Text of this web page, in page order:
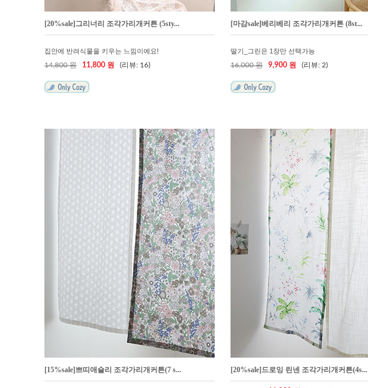
[20%sale]그리너리 조각가리개커튼 (5sty...
집안에 반려식물을 키우는 느낌이에요!
14,800 원
11,800 원 (리뷰: 16)
[마감sale]베리베리 조각가리개커튼 (8st...
딸기_그린은 1장만 선택가능
16,000 원
9,900 원 (리뷰: 2)
[15%sale]쁘띠애슐리 조각가리개커튼(7 s... [20%sale]드로잉 린넨 조각가리개커튼(4s...